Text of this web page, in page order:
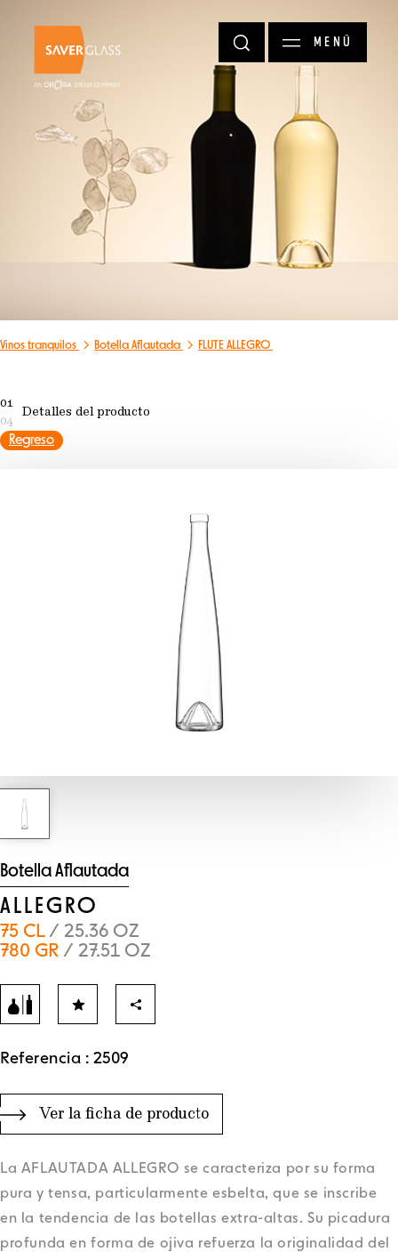
MENÚ
Vinos tranquilos Botella Aflautada FLUTE ALLEGRO
01
04
Detalles del producto
Regreso
Botella Aflautada
ALLEGRO
75 CL/ 25.36 OZ
780 GR / 27.51 OZ
Referencia : 2509
Ver la ficha de producto
La AFLAUTADA ALLEGRO se caracteriza por su forma
pura y tensa, particularmente esbelta, que se inscribe
en la tendencia de las botellas extra-altas. Su picadura
profunda en forma de ojiva refuerza la originalidad del